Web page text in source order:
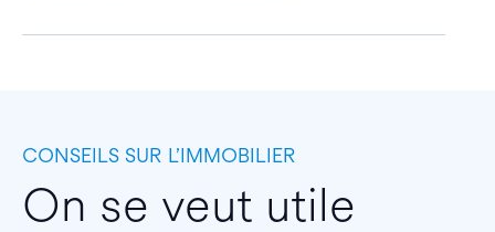
CONSEILS SUR L’IMMOBILIER
On se veut utile